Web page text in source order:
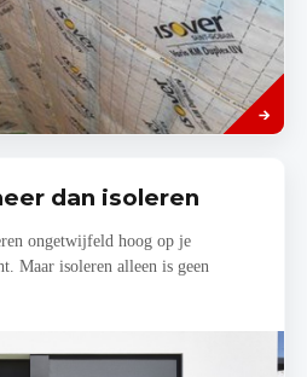
Lees
meer
dan isoleren
ongetwijfeld hoog op je
Maar isoleren alleen is geen